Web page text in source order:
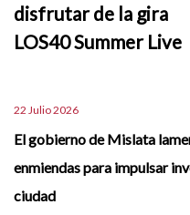
disfrutar de la gira
LOS40 Summer Live
22 Julio 2026
El gobierno de Mislata
enmiendas para impulsar
ciudad